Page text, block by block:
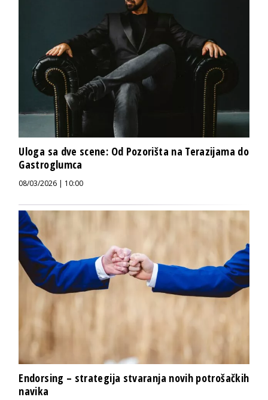
Uloga sa dve scene: Od Pozorišta na Terazijama do
Gastroglumca
08/03/2026 | 10:00
Endorsing – strategija stvaranja novih potrošačkih
navika